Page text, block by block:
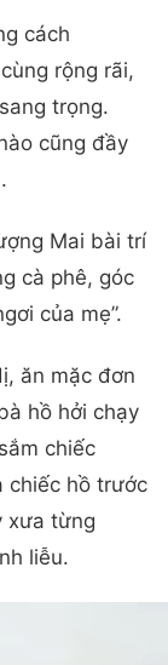
cách
rộng rãi,
trọng.
cũng đầy
Mai bài trí
cà phê, góc
của mẹ”.
ăn mặc đơn
hồ hởi chạy
chiếc
chiếc hồ trước
xưa từng
liễu.